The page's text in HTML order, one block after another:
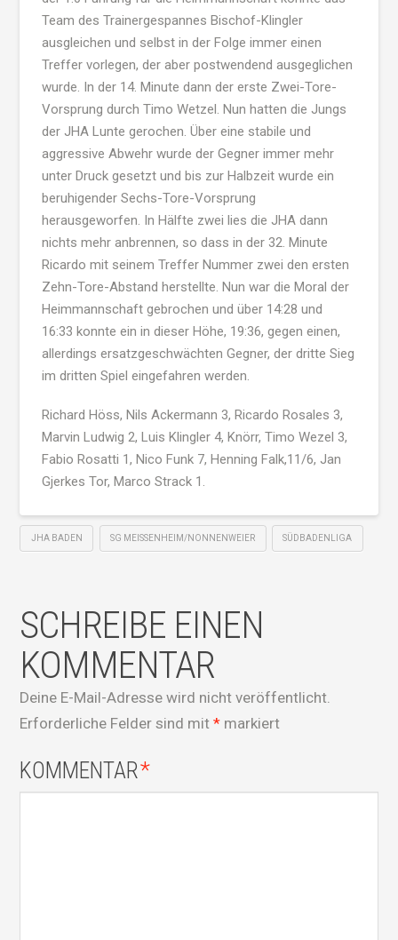
Team des Trainergespannes Bischof-Klingler
ausgleichen und selbst in der Folge immer einen
Treffer vorlegen, der aber postwendend ausgeglichen
wurde. In der 14. Minute dann der erste Zwei-Tore-
Vorsprung durch Timo Wetzel. Nun hatten die Jungs
der JHA Lunte gerochen. Über eine stabile und
aggressive Abwehr wurde der Gegner immer mehr
unter Druck gesetzt und bis zur Halbzeit wurde ein
beruhigender Sechs-Tore-Vorsprung
herausgeworfen. In Hälfte zwei lies die JHA dann
nichts mehr anbrennen, so dass in der 32. Minute
Ricardo mit seinem Treffer Nummer zwei den ersten
Zehn-Tore-Abstand herstellte. Nun war die Moral der
Heimmannschaft gebrochen und über 14:28 und
16:33 konnte ein in dieser Höhe, 19:36, gegen einen,
allerdings ersatzgeschwächten Gegner, der dritte Sieg
im dritten Spiel eingefahren werden.
Richard Höss, Nils Ackermann 3, Ricardo Rosales 3,
Marvin Ludwig 2, Luis Klingler 4, Knörr, Timo Wezel 3,
Fabio Rosatti 1, Nico Funk 7, Henning Falk,11/6, Jan
Gjerkes Tor, Marco Strack 1.
JHA BADEN SG MEISSENHEIM/NONNENWEIER SÜDBADENLIGA
SCHREIBE EINEN
KOMMENTAR
Deine E-Mail-Adresse wird nicht veröffentlicht.
Erforderliche Felder sind mit* markiert
KOMMENTAR*